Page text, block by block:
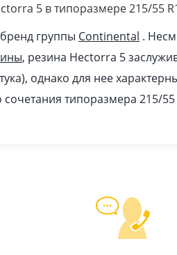
5 в типоразмере 215/55
группы Continental .
, резина Hectorra 5
однако для нее
сочетания типоразмера 215/